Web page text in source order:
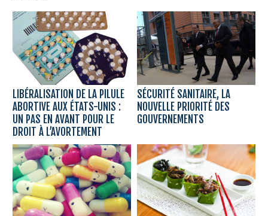
LIBÉRALISATION DE LA PILULE
ABORTIVE AUX ÉTATS-UNIS :
UN PAS EN AVANT POUR LE
DROIT À L’AVORTEMENT
SÉCURITÉ SANITAIRE, LA
NOUVELLE PRIORITÉ DES
GOUVERNEMENTS